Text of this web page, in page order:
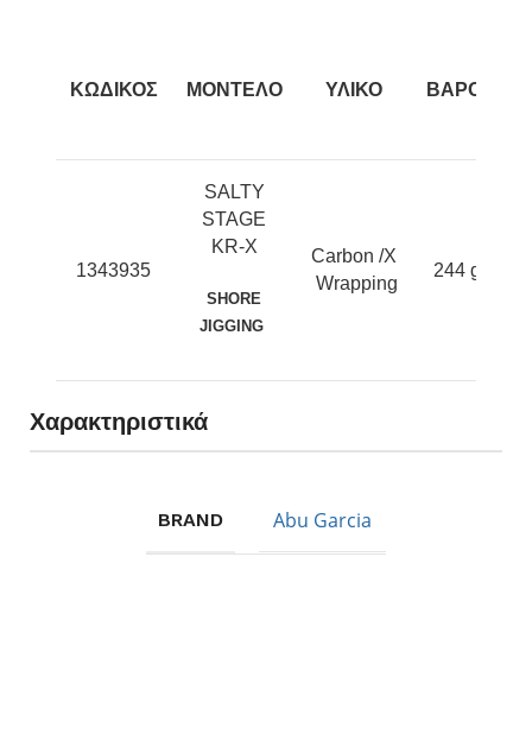
ΚΩΔΙΚΟΣ ΜΟΝΤΕΛΟ ΥΛΙΚΟ ΒΑΡΟΣ
1343935
SALTY
STAGE
KR-X
SHORE
JIGGING
Carbon /X
Wrapping
244 gr
Χαρακτηριστικά
BRAND Abu Garcia